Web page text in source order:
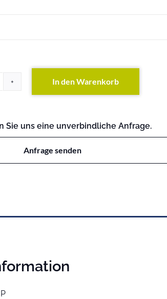
In den Warenkorb
Sie uns eine unverbindliche Anfrage.
Anfrage senden